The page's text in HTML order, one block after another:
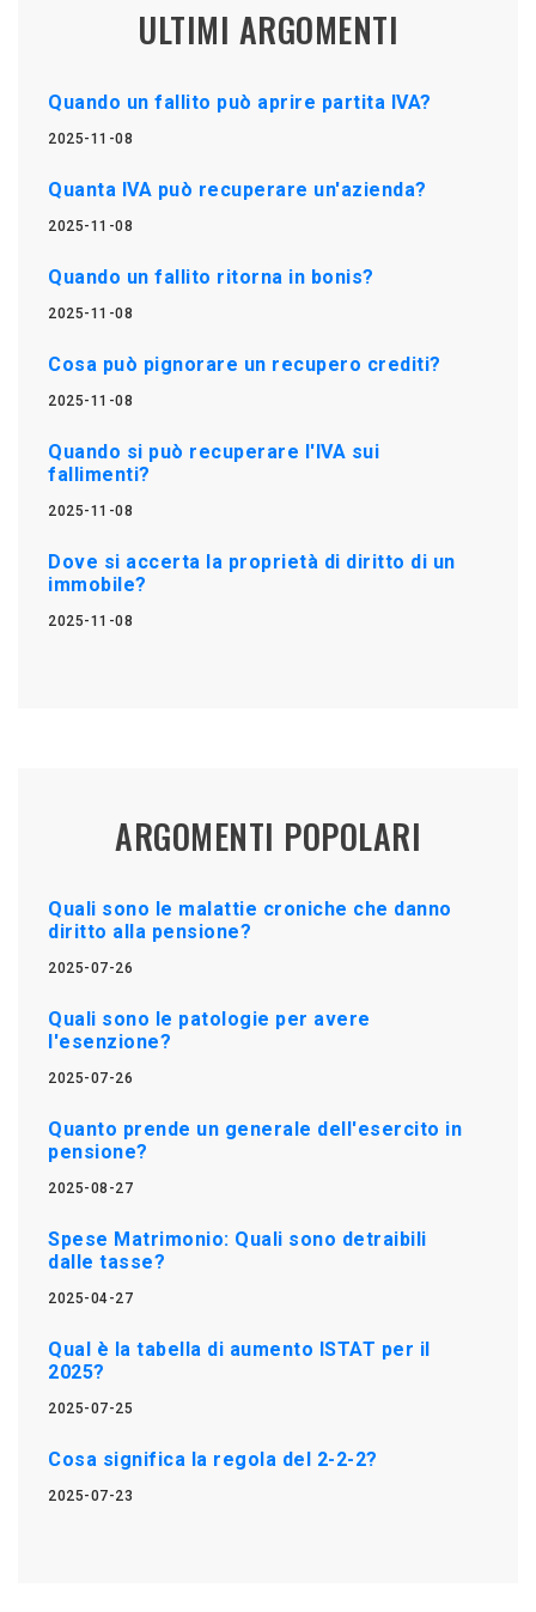
ULTIMI ARGOMENTI
Quando un fallito può aprire partita IVA?
2025-11-08
Quanta IVA può recuperare un'azienda?
2025-11-08
Quando un fallito ritorna in bonis?
2025-11-08
Cosa può pignorare un recupero crediti?
2025-11-08
Quando si può recuperare l'IVA sui
fallimenti?
2025-11-08
Dove si accerta la proprietà di diritto di un
immobile?
2025-11-08
ARGOMENTI POPOLARI
Quali sono le malattie croniche che danno
diritto alla pensione?
2025-07-26
Quali sono le patologie per avere
l'esenzione?
2025-07-26
Quanto prende un generale dell'esercito in
pensione?
2025-08-27
Spese Matrimonio: Quali sono detraibili
dalle tasse?
2025-04-27
Qual è la tabella di aumento ISTAT per il
2025?
2025-07-25
Cosa significa la regola del 2-2-2?
2025-07-23